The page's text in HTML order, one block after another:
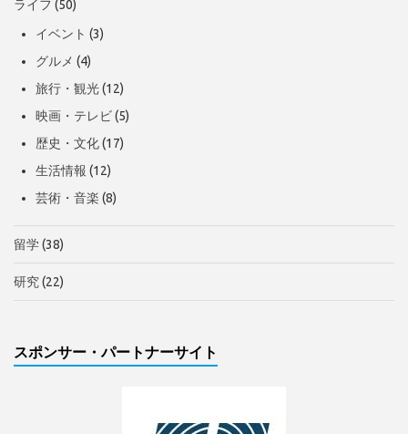
ライフ (50)
イベント (3)
グルメ (4)
旅行・観光(12)
映画・テレビ(5)
歴史・文化(17)
生活情報 (12)
芸術・音楽 (8)
留学(38)
研究(22)
スポンサー・パートナーサイト